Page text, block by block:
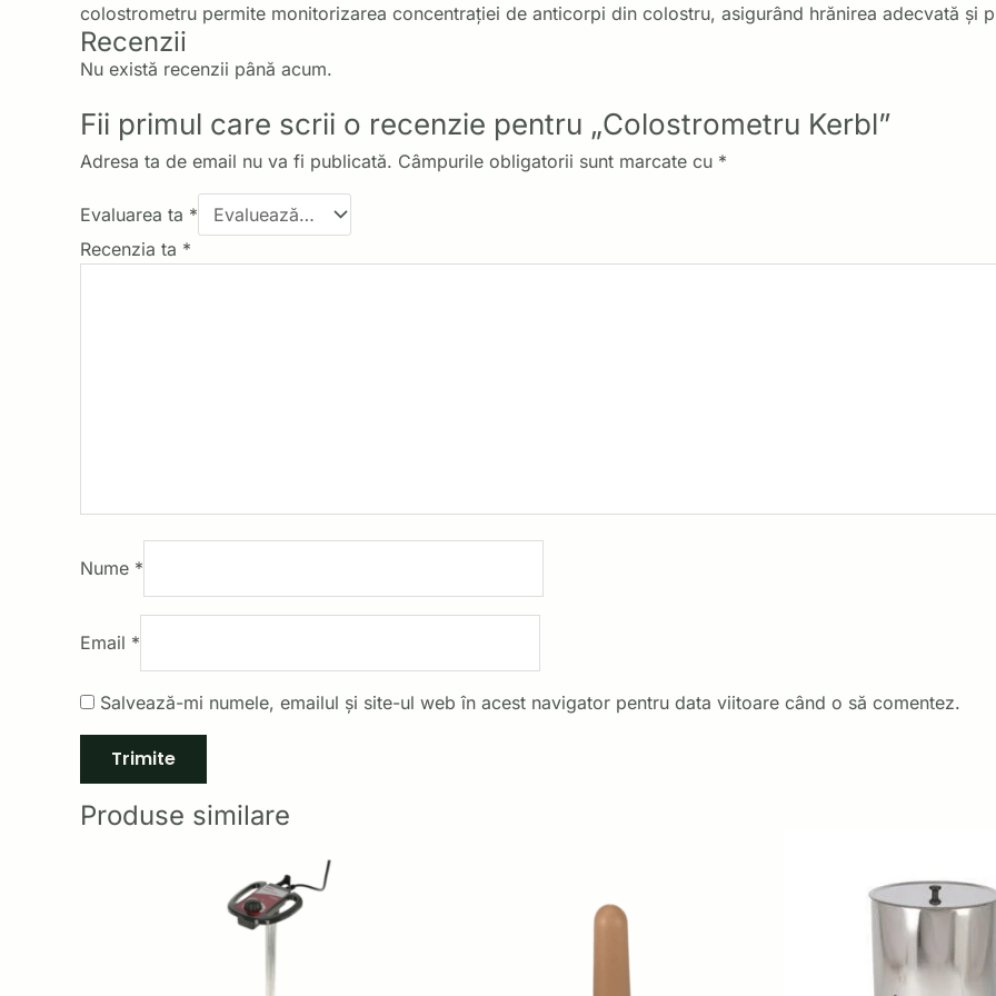
colostrometru permite monitorizarea concentrației de anticorpi din colostru, asigurând hrănirea adecvată și
Recenzii
Nu există recenzii până acum.
Fii primul care scrii o recenzie pentru „Colostrometru Kerbl”
Adresa ta de email nu va fi publicată. Câmpurile obligatorii sunt marcate cu *
Evaluarea ta *
Recenzia ta *
Nume *
Email *
Salvează-mi numele, emailul și site-ul web în acest navigator pentru data viitoare când o să comentez.
Produse similare